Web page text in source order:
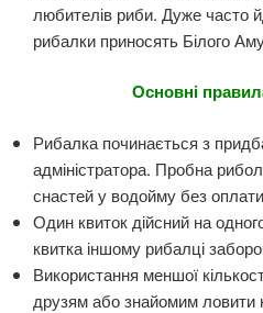
любителів риби. Дуже часто
рибалки приносять Білого
Основні
Рибалка починається з
адміністратора. Пробна
снастей у водойму без
Один квиток дійсний на
квитка іншому рибалці
Використання меншої
друзям або знайомим ловити